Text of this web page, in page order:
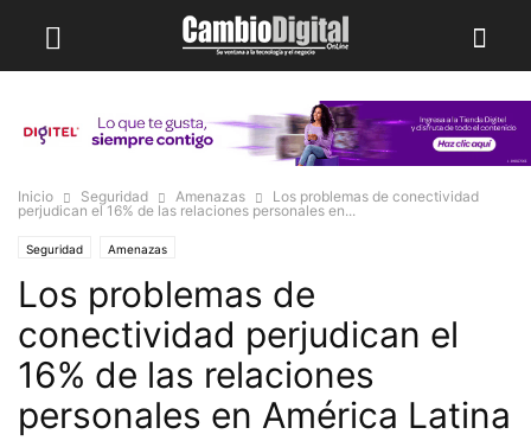
Inicio Seguridad Amenazas
Los problemas de conectividad
perjudican el 16% de las relaciones personales en...
Seguridad Amenazas
Los problemas de
conectividad perjudican el
16% de las relaciones
personales en América Latina